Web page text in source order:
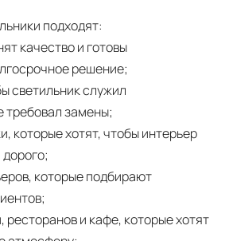
подходят:
качество и готовы
решение;
светильник служил
требовал замены;
которые хотят, чтобы интерьер
которые подбирают
ресторанов и кафе, которые хотят